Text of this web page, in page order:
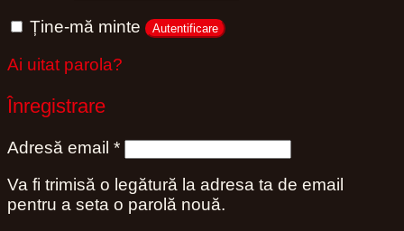
Ține-mă minte Autentificare
Ai uitat parola?
Înregistrare
Adresă email *Obligatoriu
Va fi trimisă o legătură la adresa ta de email
pentru a seta o parolă nouă.